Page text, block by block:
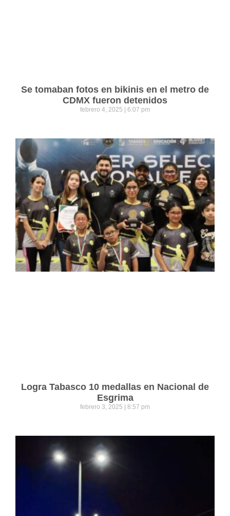
Se tomaban fotos en bikinis en el metro de
CDMX fueron detenidos
febrero 4, 2025 6:07 pm
Logra Tabasco 10 medallas en Nacional de
Esgrima
febrero 3, 2025 8:57 pm